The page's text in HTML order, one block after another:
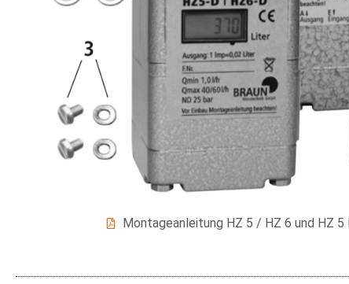
Montageanleitung HZ 5 / HZ 6 und HZ 5